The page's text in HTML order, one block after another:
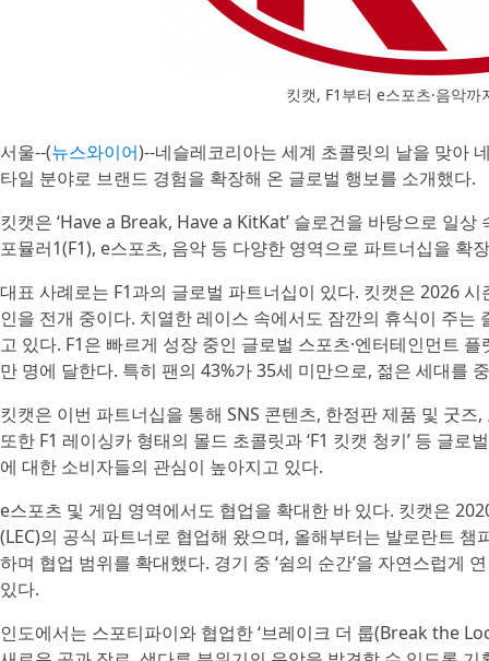
킷캣, F1부터 e스포츠·음악
서울--(뉴스와이어)--네슬레코리아는 세계 초콜릿의 날을 맞아
타일 분야로 브랜드 경험을 확장해 온 글로벌 행보를 소개했다.
킷캣은 ‘Have a Break, Have a KitKat’ 슬로건을 바탕으로 일
포뮬러1(F1), e스포츠, 음악 등 다양한 영역으로 파트너십을
대표 사례로는 F1과의 글로벌 파트너십이 있다. 킷캣은 2026
인을 전개 중이다. 치열한 레이스 속에서도 잠깐의 휴식이 주는
고 있다. F1은 빠르게 성장 중인 글로벌 스포츠·엔터테인먼트
만 명에 달한다. 특히 팬의 43%가 35세 미만으로, 젊은 세대를
킷캣은 이번 파트너십을 통해 SNS 콘텐츠, 한정판 제품 및 굿
또한 F1 레이싱카 형태의 몰드 초콜릿과 ‘F1 킷캣 청키’ 등 글
에 대한 소비자들의 관심이 높아지고 있다.
e스포츠 및 게임 영역에서도 협업을 확대한 바 있다. 킷캣은
(LEC)의 공식 파트너로 협업해 왔으며, 올해부터는 발로란트
하며 협업 범위를 확대했다. 경기 중 ‘쉼의 순간’을 자연스럽게
있다.
인도에서는 스포티파이와 협업한 ‘브레이크 더 룹(Break the